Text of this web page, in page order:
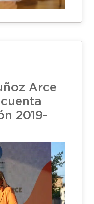
Arce
2019-